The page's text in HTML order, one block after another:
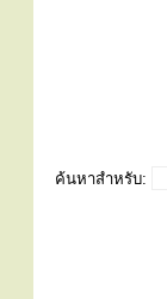
ค้นหาสำหรับ: